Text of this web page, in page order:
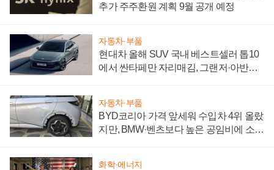
추가 주주환원 계획 9월 공개 예정
자동차·부품
현대차 올해 SUV 국내 베스트셀러 톱10
에서 싼타페만 자리매김, 그랜저·아반떼
자동차·부품
BYD코리아 가격 앞세워 수입차 4위 올랐
지만, BMW·벤츠보다 높은 공임비에 소비
화학·에너지